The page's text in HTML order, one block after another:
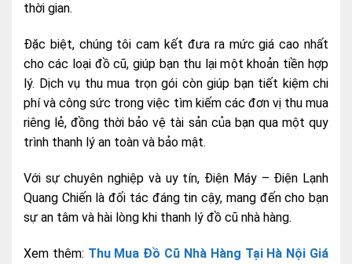
thời gian.
Đặc biệt, chúng tôi cam kết đưa ra mức giá cao nhất
cho các loại đồ cũ, giúp bạn thu lại một khoản tiền hợp
lý. Dịch vụ thu mua trọn gói còn giúp bạn tiết kiệm chi
phí và công sức trong việc tìm kiếm các đơn vị thu mua
riêng lẻ, đồng thời bảo vệ tài sản của bạn qua một quy
trình thanh lý an toàn và bảo mật.
Với sự chuyên nghiệp và uy tín, Điện Máy – Điện Lạnh
Quang Chiến là đối tác đáng tin cậy, mang đến cho bạn
sự an tâm và hài lòng khi thanh lý đồ cũ nhà hàng.
Xem thêm: Thu Mua Đồ Cũ Nhà Hàng Tại Hà Nội Giá